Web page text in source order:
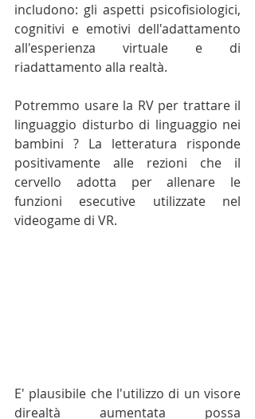
includono: gli aspetti psicofisiologici,
cognitivi e emotivi dell'adattamento
all'esperienza virtuale e di
riadattamento alla realtà.
Potremmo usare la RV per trattare il
linguaggio disturbo di linguaggio nei
bambini ? La letteratura risponde
positivamente alle rezioni che il
cervello adotta per allenare le
funzioni esecutive utilizzate nel
videogame di VR.
E' plausibile che l'utilizzo di un visore
direaltà aumentata possa